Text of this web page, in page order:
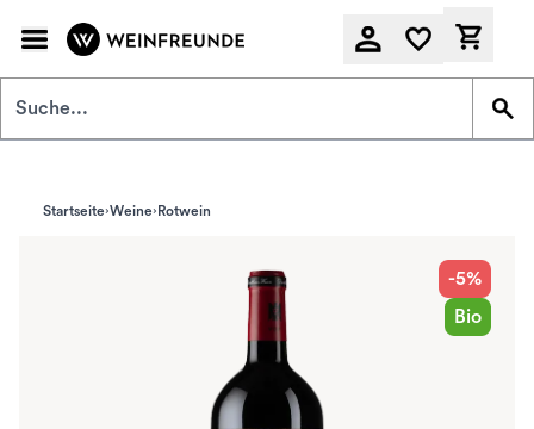
Startseite Weine Rotwein
-5%
Bio